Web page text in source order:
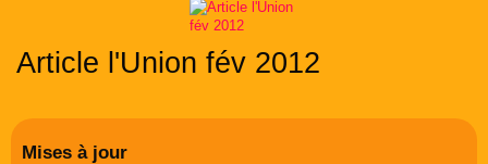
Article l'Union fév 2012
Mises à jour